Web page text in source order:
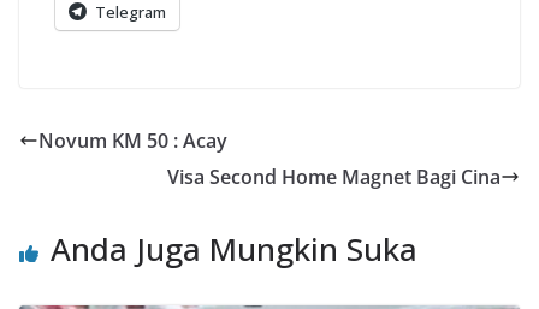
Telegram
Novum KM 50 : Acay
Visa Second Home Magnet Bagi Cina
Anda Juga Mungkin Suka